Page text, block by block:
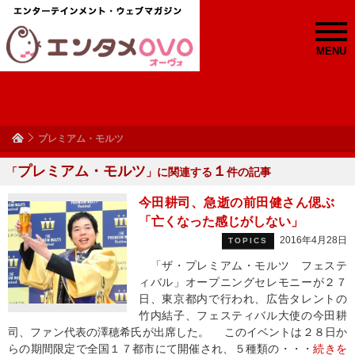
MENU
プレミアム・モルツ
「プレミアム・モルツ 」に関連する １ 件の記事
今田耕司、急逝の前田健さん偲ぶ
「亡くなった感じがしない」
TOPICS 2016年4月28日
「ザ・プレミアム・モルツ フェステ
ィバル」オープニングセレモニーが２７
日、東京都内で行われ、広告タレントの
竹内結子、フェスティバル大使の今田耕
司、ファン代表の澤穂希氏が出席した。 このイベントは２８日か
らの期間限定で全国１７都市にて開催され、５種類の・・・続きを